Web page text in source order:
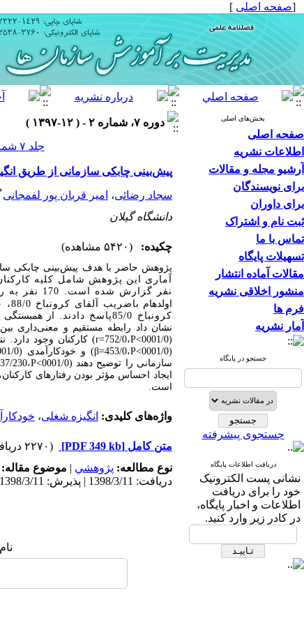
[صفحه اصلی ]
بخش‌های اصلی
صفحه اصلی
اطلاعات نشریه
آرشیو مجله و مقالات
برای نویسندگان
برای داوران
ثبت نام و اشتراک
تماس با ما
تسهیلات پایگاه
مقالات آماده انتشار
منشور اخلاقی نشریه
فرم ها
آمار نشریه
جستجو در پایگاه
جستجوی پیشرفته
دریافت اطلاعات پایگاه
نشانی پست الکترونیک
خود را برای دریافت
اطلاعات و اخبار پایگاه،
در کادر زیر وارد کنید.
دوره ۷، شماره ۲ - ( ۱۲-۱۳۹۷ )
جلد ۷ شماره ۲ صفحات ۸۸-۶۱
پیش‌بینی چابکی سازمانی از طریق
سجاد رضائی، امیر قربان پور لفمجانی
دانشگاه گیلان
چکیده: (۵۴۲۰ مشاهده)
پژوهش حاضر با هدف پیش‌بینی چابکی
نفر گزارش شده است. 170 نفر به روش نمونه­گیری در دسترس و داوطلبانه انتخاب و به پرسشنامه‌های انگیزش شغلی‌ ها
اولدهام باضریب آلفای کرونباخ 88/0 ،
کرونباخ 85/0پاسخ دادند.
از همبستگی
نشان داد رابطه مستقیم و معنی‌داری بین
(0001/0
P<،752/0 r=) کارکنان وجود
(0001/0
P<،453/0 β=) و خودکارآمدی (0001/0
سازمانی را توضیح دهند (0001/0
P<،37/230
ایجاد احساس مؤثر بودن رفتارهای
است.
واژه‌های کلیدی: انگیزه شغلی،
متن کامل [PDF 349 kb]
(۲۲۷۰ دریافت)
نوع مطالعه: پژوهشي | موضوع مقاله:
دریافت: 1398/3/11 | پذیرش: 1398/3/11 | انتشار: 1398/3/11